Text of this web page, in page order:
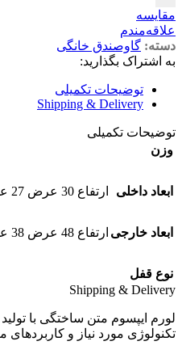
مقایسه
علاقه‌مندم
دسته: گاوصندق خانگی
به اشتراک بگذارید:
توضیحات تکمیلی
Shipping & Delivery
توضیحات تکمیلی
وزن
ابعاد داخلی ارتفاع 30 عرض 27 عمق 23 سانتی متر
ابعاد خارجی ارتفاع 48 عرض 38 عمق 38 سانتی متر
نوع قفل
Shipping & Delivery
لورم ایپسوم متن ساختگی با
تکنولوژی مورد نیاز و کاربردهای